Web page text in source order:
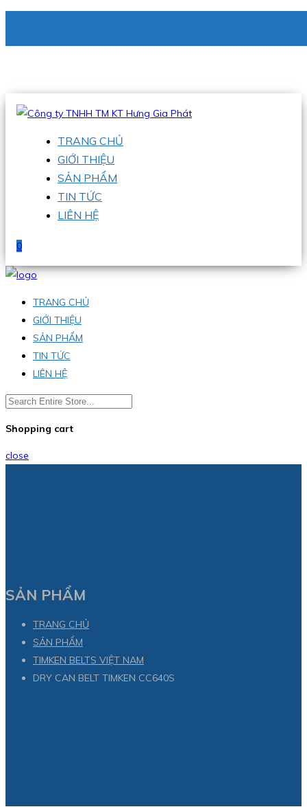
Hotline:0938 336 079
TRANG CHỦ
GIỚI THIỆU
SẢN PHẨM
TIN TỨC
LIÊN HỆ
0
TRANG CHỦ
GIỚI THIỆU
SẢN PHẨM
TIN TỨC
LIÊN HỆ
Shopping cart
close
SẢN PHẨM
TRANG CHỦ
SẢN PHẨM
TIMKEN BELTS VIỆT NAM
DRY CAN BELT TIMKEN CC640S